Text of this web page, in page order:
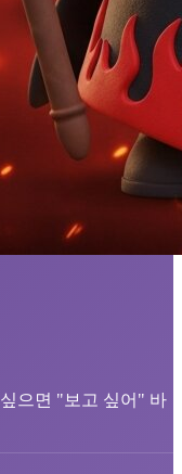
으면 "보고 싶어" 바